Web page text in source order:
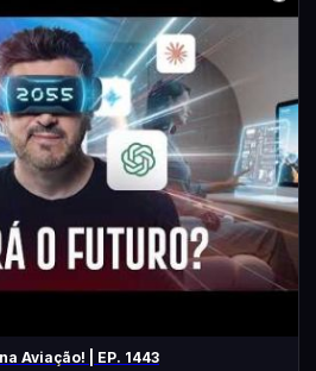
Aviação! | EP. 1443